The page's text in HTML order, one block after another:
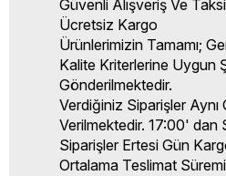
Güvenli Alışveriş Ve
Ücretsiz Kargo
Ürünlerimizin Tamamı;
Kalite Kriterlerine Uygun
Gönderilmektedir.
Verdiğiniz Siparişler
Verilmektedir. 17:00' dan
Siparişler Ertesi Gün
Ortalama Teslimat